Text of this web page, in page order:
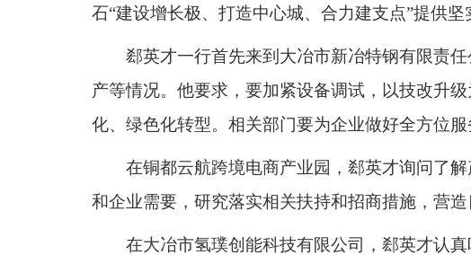
石“建设增长极、打造中心城、合力建支点”提供坚
郄英才一行首先来到大冶市新冶特钢有限责
产等情况。他要求，要加紧设备调试，以技改升
化、绿色化转型。相关部门要为企业做好全方位
在铜都云航跨境电商产业园，郄英才询问了
和企业需要，研究落实相关扶持和招商措施，营
在大冶市氢璞创能科技有限公司，郄英才认